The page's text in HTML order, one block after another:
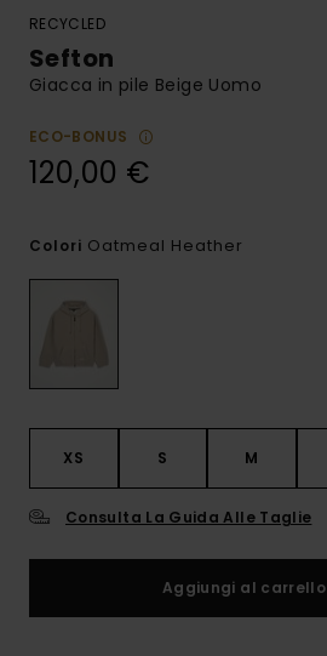
RECYCLED
Sefton
Giacca in pile Beige Uomo
ECO-BONUS
120,00 €
Colori Oatmeal Heather
XS S M
Consulta La Guida Alle Taglie
Aggiungi al carrello